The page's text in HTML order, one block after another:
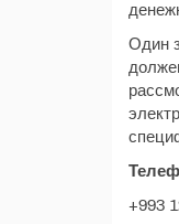
Один
+993